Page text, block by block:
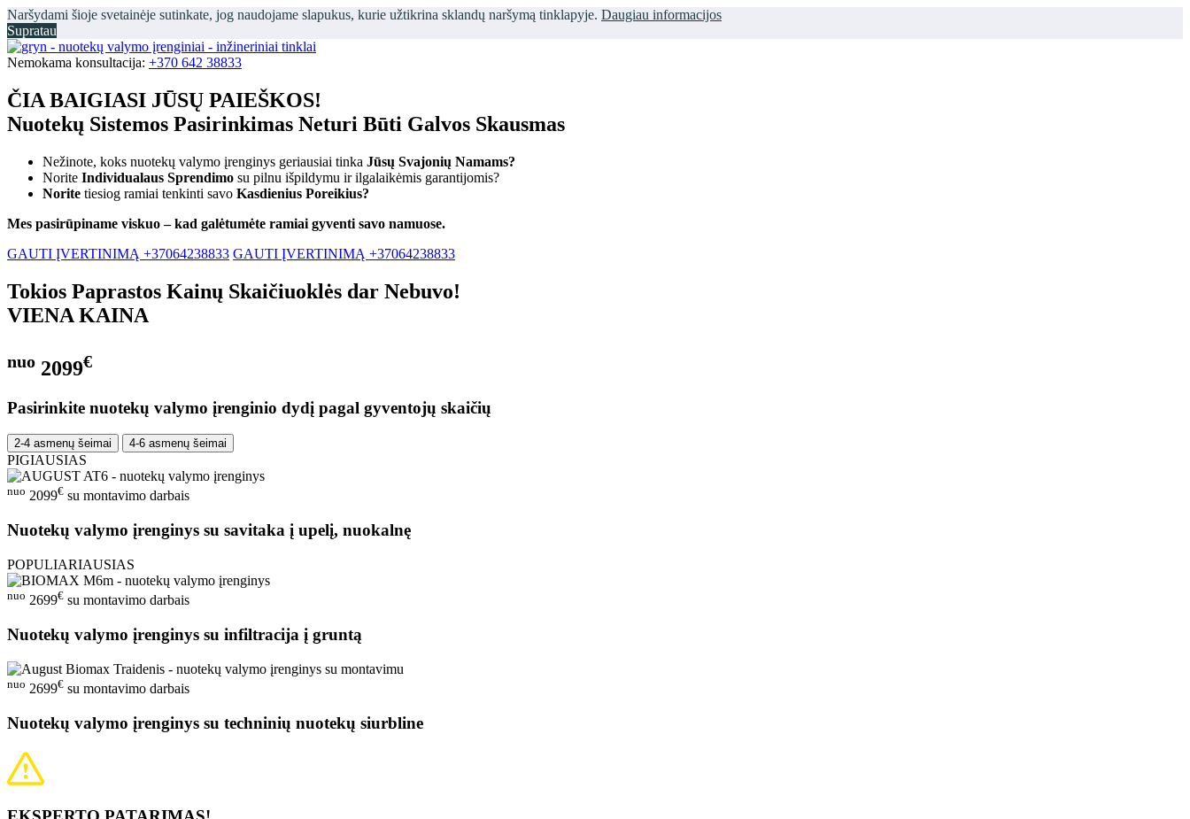
Naršydami šioje svetainėje sutinkate, jog naudojame slapukus, kurie užtikrina sklandų naršymą tinklapyje. Daugiau informacijos
Supratau
Nemokama konsultacija: +370 642 38833
ČIA BAIGIASI JŪSŲ PAIEŠKOS!
Nuotekų Sistemos Pasirinkimas Neturi Būti Galvos Skausmas
Nežinote, koks nuotekų valymo įrenginys geriausiai tinka Jūsų Svajonių Namams?
Norite Individualaus Sprendimo su pilnu išpildymu ir ilgalaikėmis garantijomis?
Norite tiesiog ramiai tenkinti savo Kasdienius Poreikius?
Mes pasirūpiname viskuo – kad galėtumėte ramiai gyventi savo namuose.
GAUTI ĮVERTINIMĄ +37064238833 GAUTI ĮVERTINIMĄ +37064238833
Tokios Paprastos Kainų Skaičiuoklės dar Nebuvo!
VIENA KAINA
nuo 2099€
Pasirinkite nuotekų valymo įrenginio dydį pagal gyventojų skaičių
2-4 asmenų šeimai 4-6 asmenų šeimai
PIGIAUSIAS
nuo 2099€ su montavimo darbais
Nuotekų valymo įrenginys su savitaka į upelį, nuokalnę
POPULIARIAUSIAS
nuo 2699€ su montavimo darbais
Nuotekų valymo įrenginys su infiltracija į gruntą
nuo 2699€ su montavimo darbais
Nuotekų valymo įrenginys su techninių nuotekų siurbline